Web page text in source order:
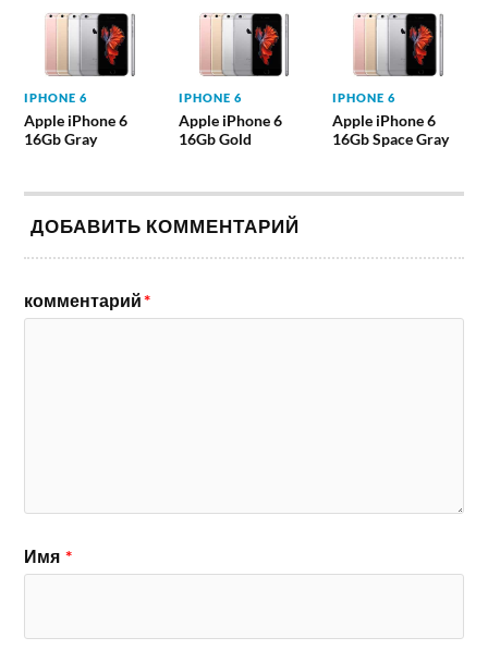
IPHONE 6
Apple iPhone 6
16Gb Gray
IPHONE 6
Apple iPhone 6
16Gb Gold
IPHONE 6
Apple iPhone 6
16Gb Space Gray
ДОБАВИТЬ КОММЕНТАРИЙ
комментарий*
Имя *